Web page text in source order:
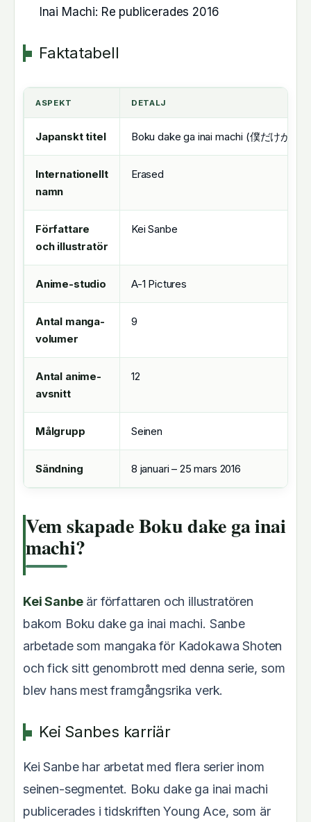
Inai Machi: Re publicerades 2016
Faktatabell
ASPEKT DETALJ
Japanskt titel Boku dake ga inai machi (僕だけがい
Internationellt
namn
Erased
Författare
och illustratör
Kei Sanbe
Anime-studio A-1 Pictures
Antal manga-
volumer
9
Antal anime-
avsnitt
12
Målgrupp Seinen
Sändning 8 januari – 25 mars 2016
Vem skapade Boku dake ga inai
machi?
Kei Sanbeär författaren och illustratören
bakom Boku dake ga inai machi. Sanbe
arbetade som mangaka för Kadokawa Shoten
och fick sitt genombrott med denna serie, som
blev hans mest framgångsrika verk.
Kei Sanbes karriär
Kei Sanbe har arbetat med flera serier inom
seinen-segmentet. Boku dake ga inai machi
publicerades i tidskriften Young Ace, som är